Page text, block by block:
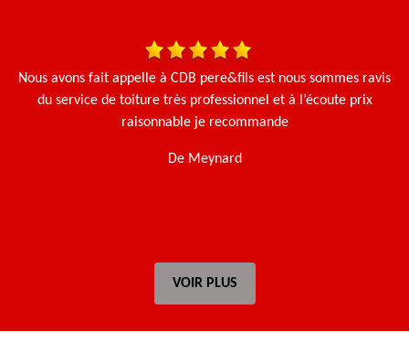
Nous avons fait appelle à CDB pere&fils est nous sommes ravis
du service de toiture très professionnel et à l’écoute prix
raisonnable je recommande
De Meynard
VOIR PLUS